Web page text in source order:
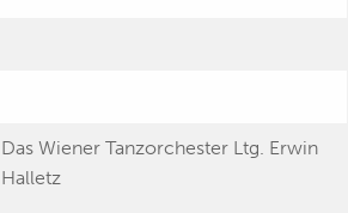
Das Wiener Tanzorchester Ltg. Erwin
Halletz